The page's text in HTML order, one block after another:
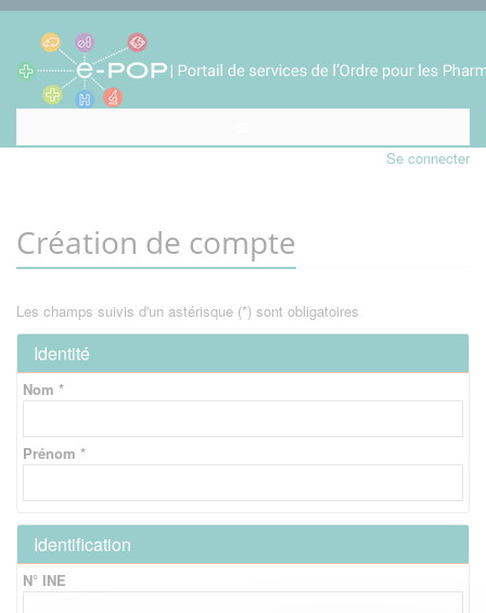
Se connecter
Création de compte
Les champs suivis d'un astérisque (*) sont obligatoires
Identité
Nom *
Prénom *
Identification
N° INE